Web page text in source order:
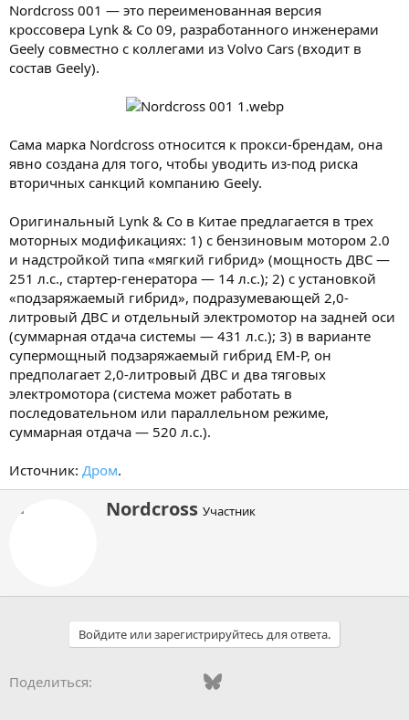
Nordcross 001 — это переименованная версия
кроссовера Lynk & Co 09, разработанного инженерами
Geely совместно с коллегами из Volvo Cars (входит в
состав Geely).
Сама марка Nordcross относится к прокси-брендам, она
явно создана для того, чтобы уводить из-под риска
вторичных санкций компанию Geely.
Оригинальный Lynk & Co в Китае предлагается в трех
моторных модификациях: 1) с бензиновым мотором 2.0
и надстройкой типа «мягкий гибрид» (мощность ДВС —
251 л.с., стартер-генератора — 14 л.с.); 2) с установкой
«подзаряжаемый гибрид», подразумевающей 2,0-
литровый ДВС и отдельный электромотор на задней оси
(суммарная отдача системы — 431 л.с.); 3) в варианте
супермощный подзаряжаемый гибрид EM-P, он
предполагает 2,0-литровый ДВС и два тяговых
электромотора (система может работать в
последовательном или параллельном режиме,
суммарная отдача — 520 л.с.).
Источник: Дром.
А
вNordcross Участник
Войдите или зарегистрируйтесь для ответа.
Поделиться: Odnoklassniki
Mail.ruBluesky